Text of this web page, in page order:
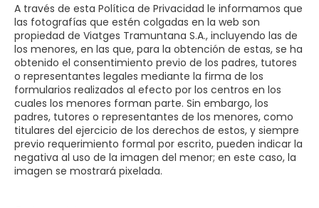
A través de esta Política de Privacidad le informamos que
las fotografías que estén colgadas en la web son
propiedad de Viatges Tramuntana S.A.​​, incluyendo las de
los menores, en las que, para la obtención de estas, se ha
obtenido el consentimiento previo de los padres, tutores
o representantes legales mediante la firma de los
formularios realizados al efecto por los centros en los
cuales los menores forman parte. Sin embargo, los
padres, tutores o representantes de los menores, como
titulares del ejercicio de los derechos de estos, y siempre
previo requerimiento formal por escrito, pueden indicar la
negativa al uso de la imagen del menor; en este caso, la
imagen se mostrará pixelada.